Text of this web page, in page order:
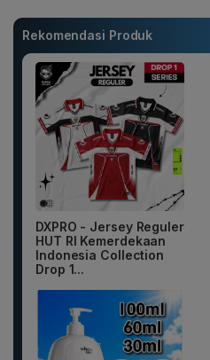
Rekomendasi Produk
DXPRO - Jersey Reguler
HUT RI Kemerdekaan
Indonesia Collection
Drop 1...